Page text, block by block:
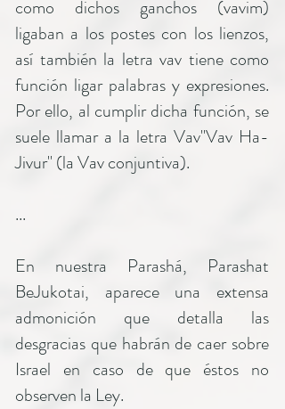
como dichos ganchos (vavim)
ligaban a los postes con los lienzos,
así también la letra vav tiene como
función ligar palabras y expresiones.
Por ello, al cumplir dicha función, se
suele llamar a la letra Vav"Vav Ha-
Jivur" (la Vav conjuntiva).
...
En nuestra Parashá, Parashat
BeJukotai, aparece una extensa
admonición que detalla las
desgracias que habrán de caer sobre
Israel en caso de que éstos no
observen la Ley.